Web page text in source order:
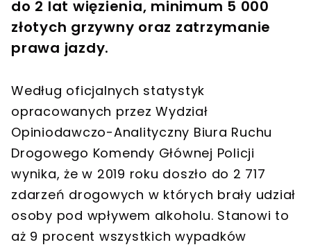
do 2 lat więzienia, minimum 5 000
złotych grzywny oraz zatrzymanie
prawa jazdy.
Według oficjalnych statystyk
opracowanych przez Wydział
Opiniodawczo-Analityczny Biura Ruchu
Drogowego Komendy Głównej Policji
wynika, że w 2019 roku doszło do 2 717
zdarzeń drogowych w których brały udział
osoby pod wpływem alkoholu. Stanowi to
aż 9 procent wszystkich wypadków